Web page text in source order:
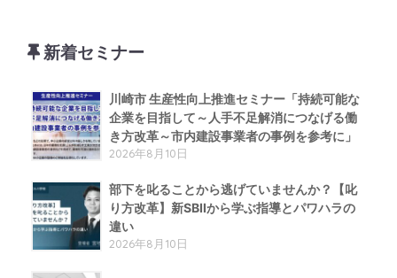
新着セミナー
川崎市 生産性向上推進セミナー「持続可能な
企業を目指して～人手不足解消につなげる働
き方改革～市内建設事業者の事例を参考に」
2026年8月10日
部下を叱ることから逃げていませんか？【叱
り方改革】新SBIIから学ぶ指導とパワハラの
違い
2026年8月10日